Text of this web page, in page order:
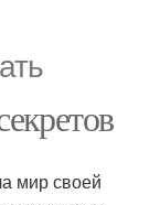
мир своей